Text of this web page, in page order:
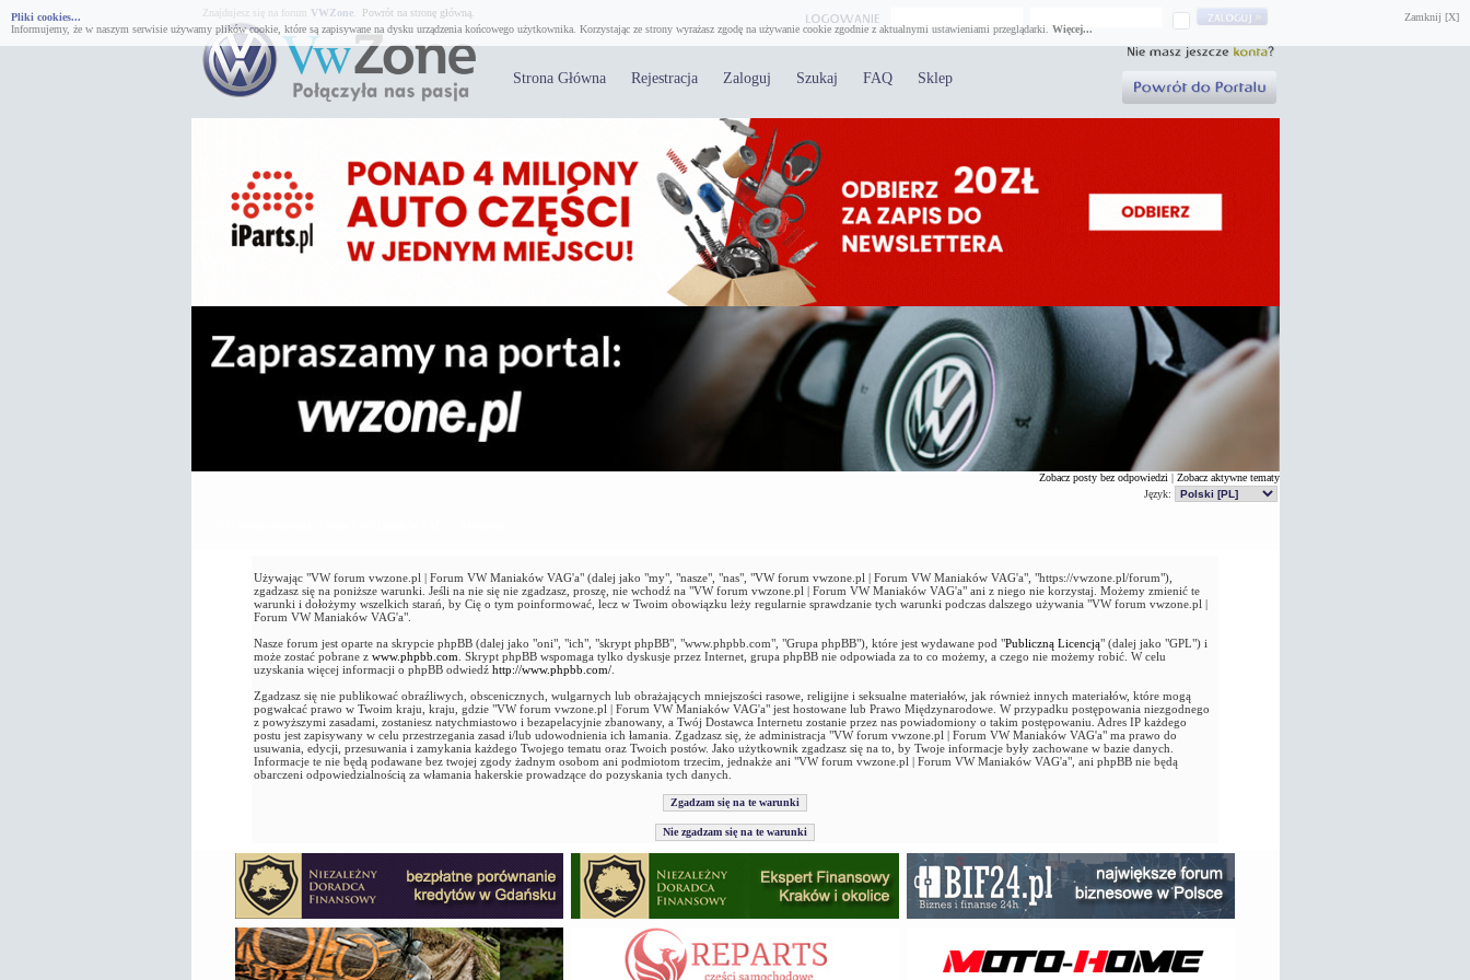
Zamknij [X]
Pliki cookies...
Informujemy, że w naszym serwisie używamy plików cookie, które są zapisywane na dysku urządzenia końcowego użytkownika. Korzystając ze strony wyrażasz zgodę na używanie cookie zgodnie z aktualnymi ustawieniami przeglądarki. Więcej...
Znajdujesz się na forum VWZone. Powrót na stronę główną.
Strona Główna Rejestracja Zaloguj Szukaj FAQ Sklep
Zobacz posty bez odpowiedzi | Zobacz aktywne tematy
Język:
Używając "VW forum vwzone.pl | Forum VW Maniaków VAG'a" (dalej jako "my", "nasze", "nas", "VW forum vwzone.pl | Forum VW Maniaków VAG'a", "https://vwzone.pl/forum"),
zgadzasz się na poniższe warunki. Jeśli na nie się nie zgadzasz, proszę, nie wchodź na "VW forum vwzone.pl | Forum VW Maniaków VAG'a" ani z niego nie korzystaj. Możemy zmienić te
warunki i dołożymy wszelkich starań, by Cię o tym poinformować, lecz w Twoim obowiązku leży regularnie sprawdzanie tych warunki podczas dalszego używania "VW forum vwzone.pl |
Forum VW Maniaków VAG'a".
Nasze forum jest oparte na skrypcie phpBB (dalej jako "oni", "ich", "skrypt phpBB", "www.phpbb.com", "Grupa phpBB"), które jest wydawane pod "Publiczną Licencją" (dalej jako "GPL") i
może zostać pobrane z www.phpbb.com . Skrypt phpBB wspomaga tylko dyskusje przez Internet, grupa phpBB nie odpowiada za to co możemy, a czego nie możemy robić. W celu
uzyskania więcej informacji o phpBB odwiedź http://www.phpbb.com/
Zgadzasz się nie publikować obraźliwych, obscenicznych, wulgarnych lub obrażających mniejszości rasowe, religijne i seksualne materiałów, jak również innych materiałów, które mogą
pogwałcać prawo w Twoim kraju, kraju, gdzie "VW forum vwzone.pl | Forum VW Maniaków VAG'a" jest hostowane lub Prawo Międzynarodowe. W przypadku postępowania niezgodnego
z powyższymi zasadami, zostaniesz natychmiastowo i bezapelacyjnie zbanowany, a Twój Dostawca Internetu zostanie przez nas powiadomiony o takim postępowaniu. Adres IP każdego
postu jest zapisywany w celu przestrzegania zasad i/lub udowodnienia ich łamania. Zgadzasz się, że administracja "VW forum vwzone.pl | Forum VW Maniaków VAG'a" ma prawo do
usuwania, edycji, przesuwania i zamykania każdego Twojego tematu oraz Twoich postów. Jako użytkownik zgadzasz się na to, by Twoje informacje były zachowane w bazie danych.
Informacje te nie będą podawane bez twojej zgody żadnym osobom ani podmiotom trzecim, jednakże ani "VW forum vwzone.pl | Forum VW Maniaków VAG'a", ani phpBB nie będą
obarczeni odpowiedzialnością za włamania hakerskie prowadzące do pozyskania tych danych.